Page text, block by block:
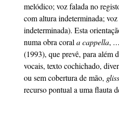
melódico; voz falada no
com altura indeterminada;
indeterminada). Esta
numa obra coral a cappella,
(1993), que prevê, para além
vocais, texto cochichado,
ou sem cobertura de mão,
recurso pontual a uma flauta